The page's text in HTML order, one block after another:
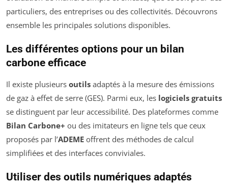
particuliers, des entreprises ou des collectivités. Découvrons
ensemble les principales solutions disponibles.
Les différentes options pour un bilan
carbone efficace
Il existe plusieurs outils adaptés à la mesure des émissions
de gaz à effet de serre (GES). Parmi eux, les logiciels gratuits
se distinguent par leur accessibilité. Des plateformes comme
Bilan Carbone+ ou des imitateurs en ligne tels que ceux
proposés par l’ADEME offrent des méthodes de calcul
simplifiées et des interfaces conviviales.
Utiliser des outils numériques adaptés